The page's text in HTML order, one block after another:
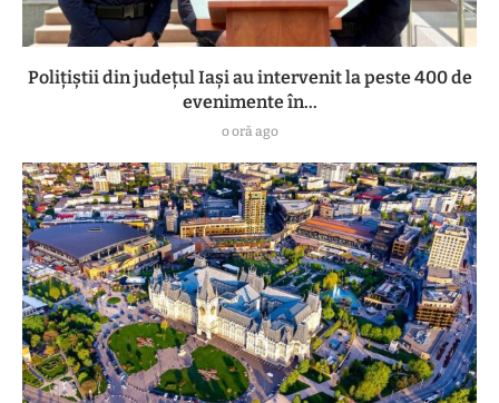
Polițiștii din județul Iași au intervenit la peste 400 de
evenimente în...
o oră ago